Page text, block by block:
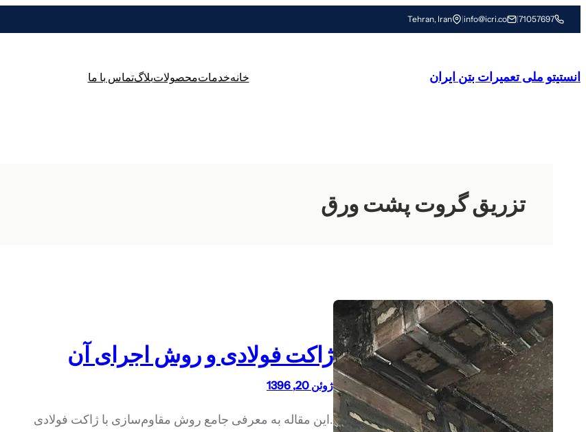
رفتن
به
71057697
|
info@icri.co
|
Tehran, Iran
انستیتو ملی تعمیرات بتن ایران خانهخدماتمحصولاتبلاگتماس با ما
تزریق گروت پشت ورق
ژاکت فولادی و روش اجرای آن
ژوئن 20, 1396
.این مقاله به معرفی جامع روش مقاوم‌سازی با ژاکت فولادی